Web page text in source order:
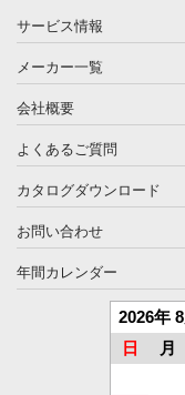
サービス情報
メーカー一覧
会社概要
よくあるご質問
カタログダウンロード
お問い合わせ
年間カレンダー
2026年 8
日
月